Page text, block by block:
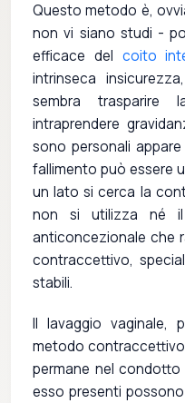
Questo metodo è,
non vi siano studi -
efficace del coito
intrinseca
sembra
intraprendere
sono personali
fallimento può essere
un lato si cerca la
non si utilizza né
anticoncezionale che
contraccettivo,
stabili.
Il lavaggio vaginale,
metodo contraccettivo
permane nel condotto
esso presenti